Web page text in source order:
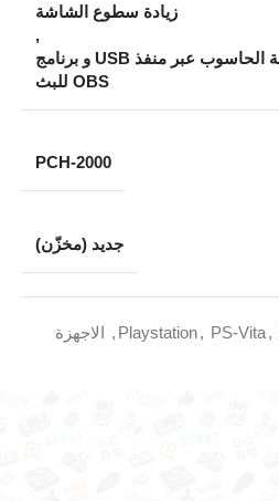
زيادة سطوع الشاشة
,
قابلية ربطه بشاشة الحاسوب عبر منفذ USB و برنامج
OBS للبث
PCH-2000
جديد (مخزّن)
Playstation, PS-Vita,
, الاجهزة